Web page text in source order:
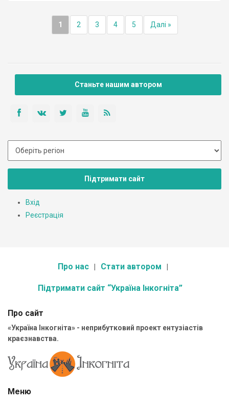
1 2 3 4 5 Далі »
Станьте нашим автором
Підтримати сайт
Вхід
Реєстрація
Про нас Стати автором
Підтримати сайт “Україна Інкогніта”
Про сайт
«Україна Інкогніта» - неприбутковий проект ентузіастів
краєзнавства.
Меню